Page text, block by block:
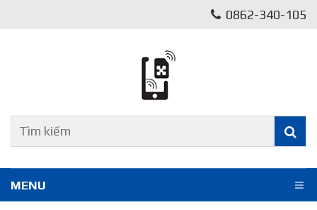
0862-340-105
MENU